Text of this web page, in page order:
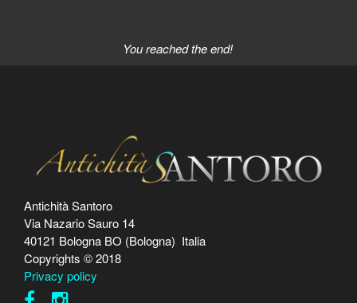
You reached the end!
Antichità Santoro
Via Nazario Sauro 14
40121 Bologna BO (Bologna) Italia
Copyrights © 2018
Privacy policy